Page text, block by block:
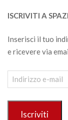
ISCRIVITI A
Inserisci il tuo
e ricevere via
Indirizzo
e-
Iscriviti